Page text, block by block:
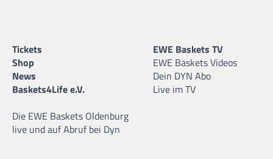
Tickets
Shop
News
Baskets4Life e.V.
Die EWE Baskets Oldenburg
live und auf Abruf bei Dyn
EWE Baskets TV
EWE Baskets Videos
Dein DYN Abo
Live im TV